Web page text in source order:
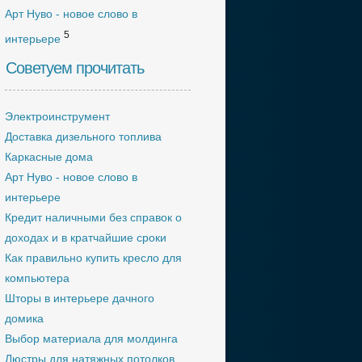
Арт Нуво - новое слово в
интерьере 5
Советуем прочитать
Электроинструмент
Доставка дизельного топлива
Каркасные дома
Арт Нуво - новое слово в
интерьере
Кредит наличными без справок о
доходах и в кратчайшие сроки
Как правильно купить кресло для
компьютера
Шторы в интерьере дачного
домика
Выбор материала для молдинга
Люстры для натяжных потолков.